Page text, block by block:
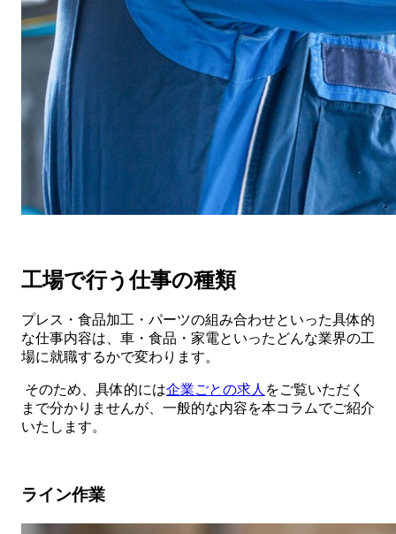
工場で行う仕事の種類
プレス・食品加工・パーツの組み合わせといった具体的
な仕事内容は、車・食品・家電といったどんな業界の工
場に就職するかで変わります。
そのため、具体的には企業ごとの求人 をご覧いただく
まで分かりませんが、一般的な内容を本コラムでご紹介
いたします。
ライン作業